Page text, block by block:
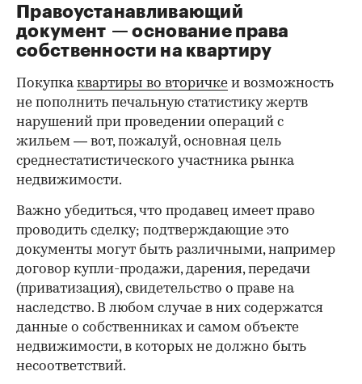
00:00 / 00:00
Правоустанавливающий
документ — основание права
собственности на квартиру
Покупкаквартиры во вторичке и возможность
не пополнить печальную статистику жертв
нарушений при проведении операций с
жильем — вот, пожалуй, основная цель
среднестатистического участника рынка
недвижимости.
Важно убедиться, что продавец имеет право
проводить сделку; подтверждающие это
документы могут быть различными, например
договор купли-продажи, дарения, передачи
(приватизация), свидетельство о праве на
наследство. В любом случае в них содержатся
данные о собственниках и самом объекте
недвижимости, в которых не должно быть
несоответствий.